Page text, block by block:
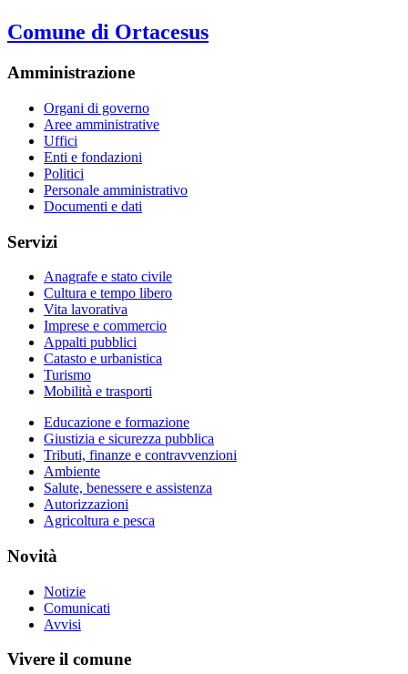
Comune di Ortacesus
Amministrazione
Organi di governo
Aree amministrative
Uffici
Enti e fondazioni
Politici
Personale amministrativo
Documenti e dati
Servizi
Anagrafe e stato civile
Cultura e tempo libero
Vita lavorativa
Imprese e commercio
Appalti pubblici
Catasto e urbanistica
Turismo
Mobilità e trasporti
Educazione e formazione
Giustizia e sicurezza pubblica
Tributi, finanze e contravvenzioni
Ambiente
Salute, benessere e assistenza
Autorizzazioni
Agricoltura e pesca
Novità
Notizie
Comunicati
Avvisi
Vivere il comune